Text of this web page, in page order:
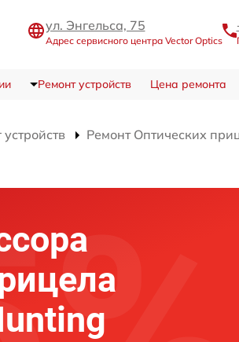
ул. Энгельса, 75
Адрес сервисного центра Vector Optics
Ремонт устройств Цена ремонта
устройств Ремонт Оптических